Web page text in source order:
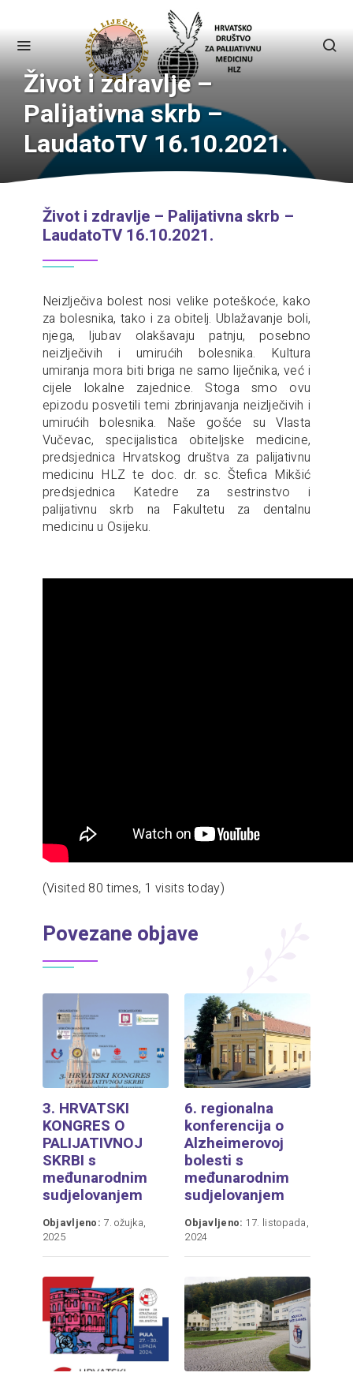
Život i zdravlje –
Palijativna skrb –
LaudatoTV 16.10.2021.
Život i zdravlje – Palijativna skrb –
LaudatoTV 16.10.2021.
Neizlječiva bolest nosi velike poteškoće, kako
za bolesnika, tako i za obitelj. Ublažavanje boli,
njega, ljubav olakšavaju patnju, posebno
neizlječivih i umirućih bolesnika. Kultura
umiranja mora biti briga ne samo liječnika, već i
cijele lokalne zajednice. Stoga smo ovu
epizodu posvetili temi zbrinjavanja neizlječivih i
umirućih bolesnika. Naše gošće su Vlasta
Vučevac, specijalistica obiteljske medicine,
predsjednica Hrvatskog društva za palijativnu
medicinu HLZ te doc. dr. sc. Štefica Mikšić
predsjednica Katedre za sestrinstvo i
palijativnu skrb na Fakultetu za dentalnu
medicinu u Osijeku.
(Visited 80 times, 1 visits today)
Povezane objave
3. HRVATSKI
KONGRES O
PALIJATIVNOJ
SKRBI s
međunarodnim
sudjelovanjem
Objavljeno: 7. ožujka,
2025
6. regionalna
konferencija o
Alzheimerovoj
bolesti s
međunarodnim
sudjelovanjem
Objavljeno: 17. listopada,
2024